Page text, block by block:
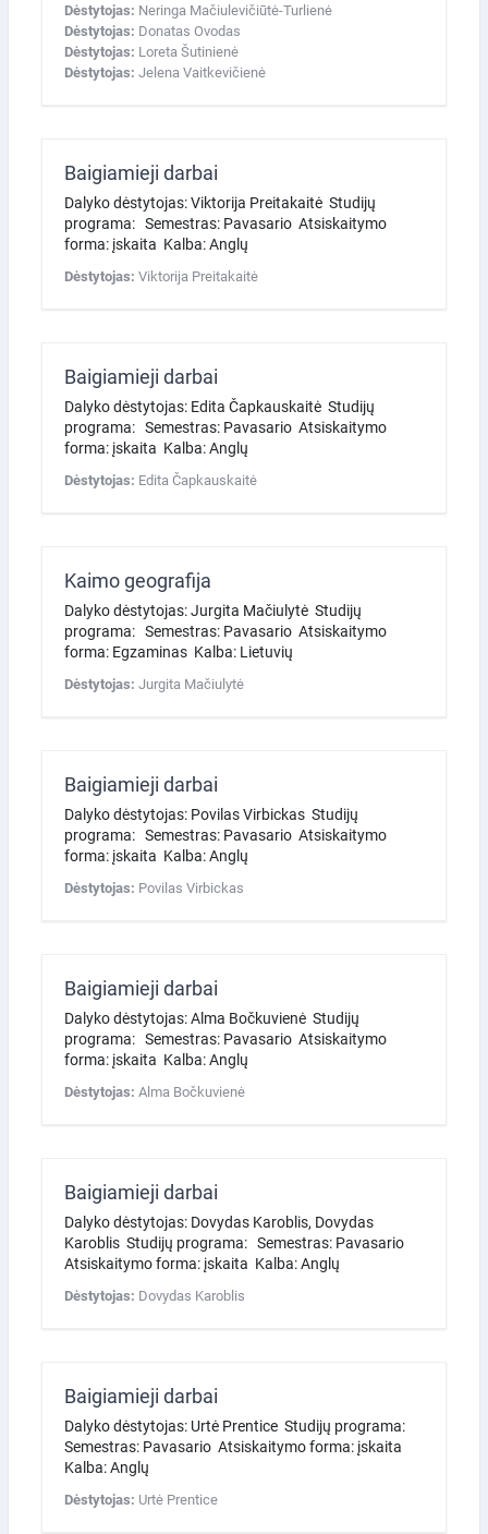
Dėstytojas: Neringa Mačiulevičiūtė-Turlienė
Dėstytojas: Donatas Ovodas
Dėstytojas: Loreta Šutinienė
Dėstytojas: Jelena Vaitkevičienė
Baigiamieji darbai
Dalyko dėstytojas: Viktorija Preitakaitė Studijų
programa: Semestras: Pavasario Atsiskaitymo
forma: įskaita Kalba: Anglų
Dėstytojas: Viktorija Preitakaitė
Baigiamieji darbai
Dalyko dėstytojas: Edita Čapkauskaitė Studijų
programa: Semestras: Pavasario Atsiskaitymo
forma: įskaita Kalba: Anglų
Dėstytojas: Edita Čapkauskaitė
Kaimo geografija
Dalyko dėstytojas: Jurgita Mačiulytė Studijų
programa: Semestras: Pavasario Atsiskaitymo
forma: Egzaminas Kalba: Lietuvių
Dėstytojas: Jurgita Mačiulytė
Baigiamieji darbai
Dalyko dėstytojas: Povilas Virbickas Studijų
programa: Semestras: Pavasario Atsiskaitymo
forma: įskaita Kalba: Anglų
Dėstytojas: Povilas Virbickas
Baigiamieji darbai
Dalyko dėstytojas: Alma Bočkuvienė Studijų
programa: Semestras: Pavasario Atsiskaitymo
forma: įskaita Kalba: Anglų
Dėstytojas: Alma Bočkuvienė
Baigiamieji darbai
Dalyko dėstytojas: Dovydas Karoblis, Dovydas
Karoblis Studijų programa: Semestras: Pavasario
Atsiskaitymo forma: įskaita Kalba: Anglų
Dėstytojas: Dovydas Karoblis
Baigiamieji darbai
Dalyko dėstytojas: Urtė Prentice Studijų programa:
Semestras: Pavasario Atsiskaitymo forma: įskaita
Kalba: Anglų
Dėstytojas: Urtė Prentice